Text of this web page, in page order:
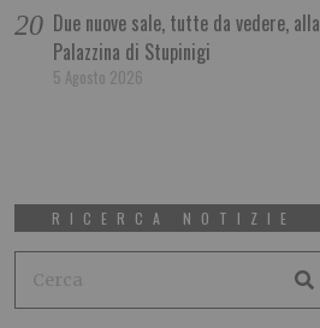
Due nuove sale, tutte da vedere, alla
Palazzina di Stupinigi
5 Agosto 2026
RICERCA NOTIZIE